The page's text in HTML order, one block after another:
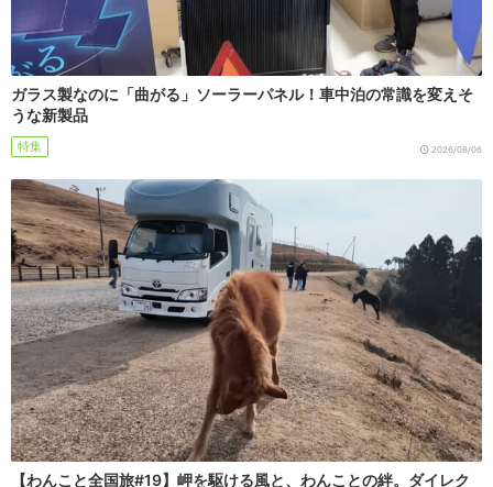
ガラス製なのに「曲がる」ソーラーパネル！車中泊の常識を変えそ
うな新製品
特集 2026/08/06
【わんこと全国旅#19】岬を駆ける風と、わんことの絆。ダイレク